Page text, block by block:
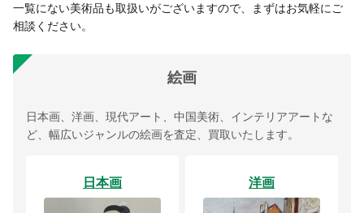
一覧にない美術品も取扱いがございますので、まずはお気軽にご
相談ください。
絵画
日本画、洋画、現代アート、中国美術、インテリアアートな
ど、幅広いジャンルの絵画を査定、買取いたします。
日本画 洋画